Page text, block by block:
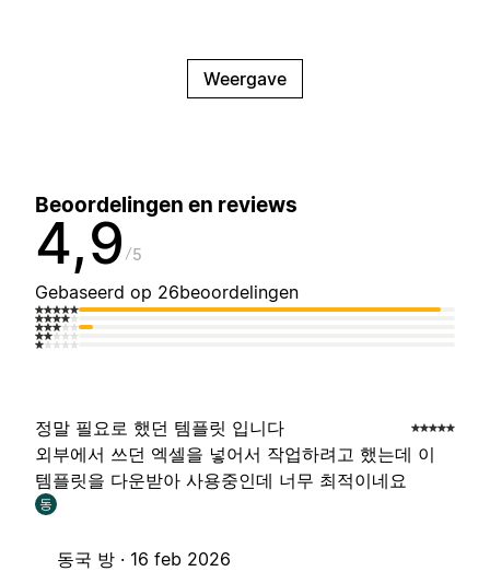
Weergave
Beoordelingen en reviews
4,9 5
Gebaseerd op 26beoordelingen
정말 필요로 했던 템플릿 입니다
외부에서 쓰던 엑셀을 넣어서 작업하려고 했는데 이
템플릿을 다운받아 사용중인데 너무 최적이네요
동
동국 방 · 16 feb 2026